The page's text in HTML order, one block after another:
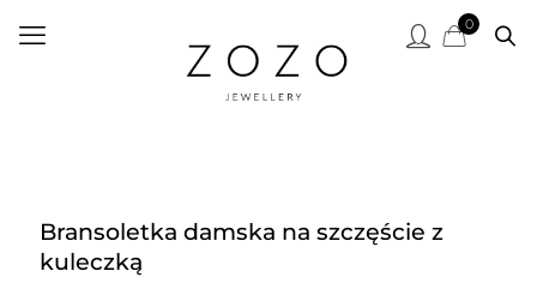
0
Bransoletka damska na szczęście z
kuleczką